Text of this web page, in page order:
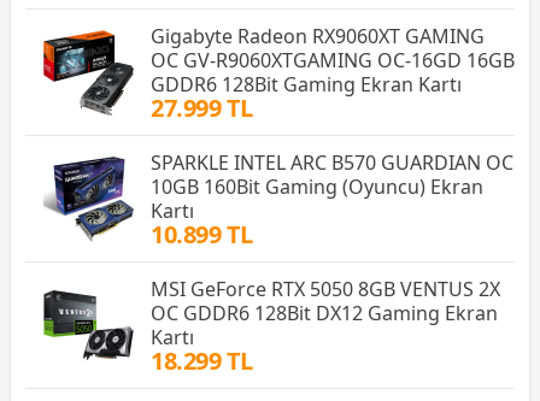
Gigabyte Radeon RX9060XT GAMING
OC GV-R9060XTGAMING OC-16GD 16GB
GDDR6 128Bit Gaming Ekran Kartı
27.999 TL
SPARKLE INTEL ARC B570 GUARDIAN OC
10GB 160Bit Gaming (Oyuncu) Ekran
Kartı
10.899 TL
MSI GeForce RTX 5050 8GB VENTUS 2X
OC GDDR6 128Bit DX12 Gaming Ekran
Kartı
18.299 TL